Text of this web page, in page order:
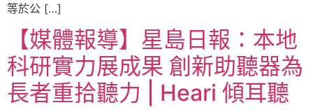
等於公 […]
【媒體報導】星島日報：本地
科研實力展成果 創新助聽器為
長者重拾聽力 | Heari 傾耳聽